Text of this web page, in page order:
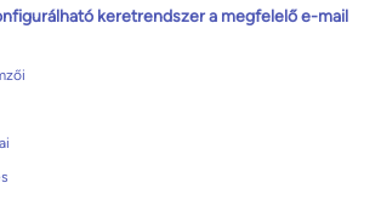
keretrendszer a megfelelő e-mail